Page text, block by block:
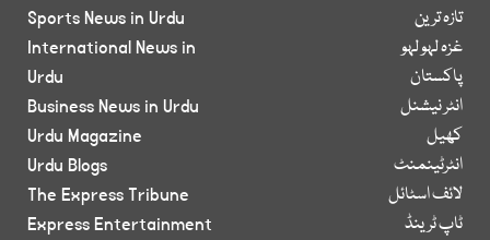
تازہ ترین
غزہ لہو لہو
پاکستان
انٹر نیشنل
کھیل
انٹرٹینمنٹ
لائف اسٹائل
ٹاپ ٹرینڈ
Sports News in Urdu
International News in
Urdu
Business News in Urdu
Urdu Magazine
Urdu Blogs
The Express Tribune
Express Entertainment